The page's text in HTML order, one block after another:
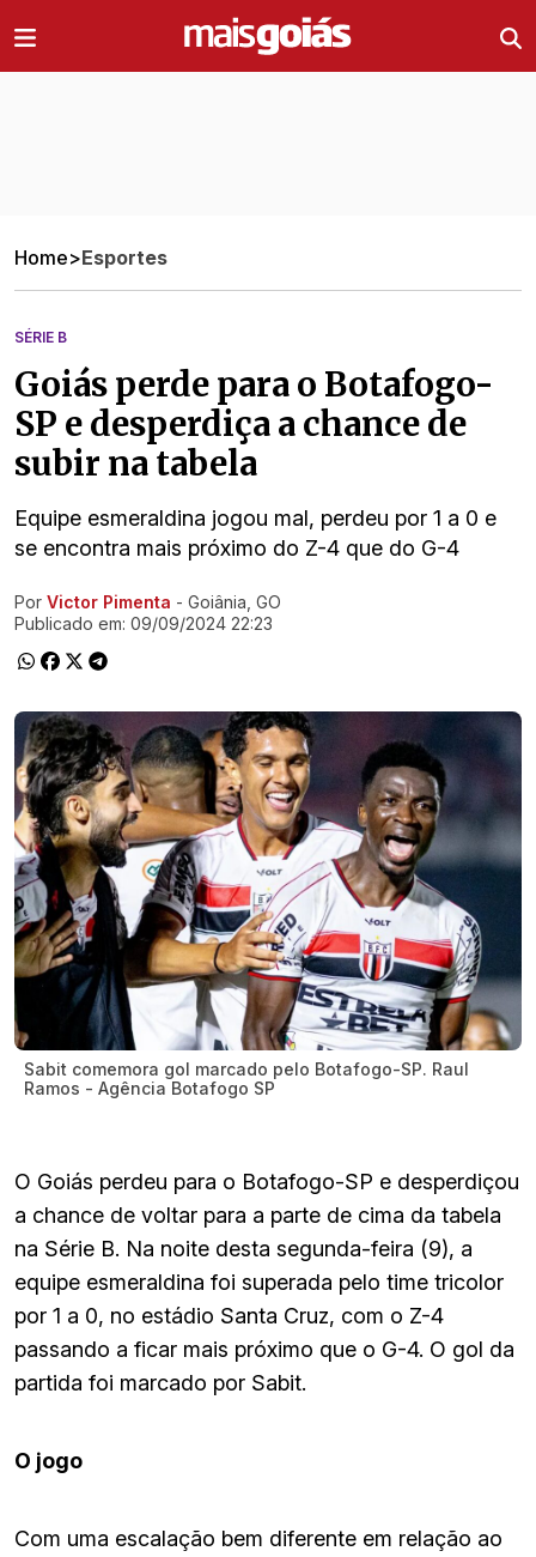
Home>Esportes
SÉRIE B
Goiás perde para o Botafogo-
SP e desperdiça a chance de
subir na tabela
Equipe esmeraldina jogou mal, perdeu por 1 a 0 e
se encontra mais próximo do Z-4 que do G-4
Ir direto pra matéria
Por Victor Pimenta - Goiânia, GO
Publicado em: 09/09/2024 22:23
Sabit comemora gol marcado pelo Botafogo-SP. Raul
Ramos - Agência Botafogo SP
O Goiás perdeu para o Botafogo-SP e desperdiçou
a chance de voltar para a parte de cima da tabela
na Série B. Na noite desta segunda-feira (9), a
equipe esmeraldina foi superada pelo time tricolor
por 1 a 0, no estádio Santa Cruz, com o Z-4
passando a ficar mais próximo que o G-4. O gol da
partida foi marcado por Sabit.
O jogo
Com uma escalação bem diferente em relação ao